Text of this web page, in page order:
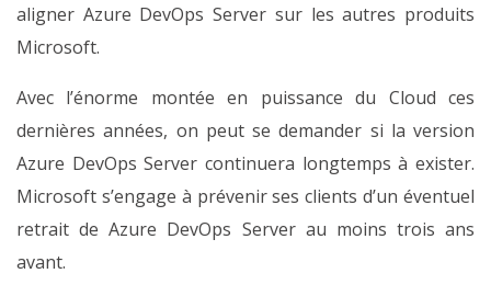
aligner Azure DevOps Server sur les autres produits
Microsoft.
Avec l’énorme montée en puissance du Cloud ces
dernières années, on peut se demander si la version
Azure DevOps Server continuera longtemps à exister.
Microsoft s’engage à prévenir ses clients d’un éventuel
retrait de Azure DevOps Server au moins trois ans
avant.